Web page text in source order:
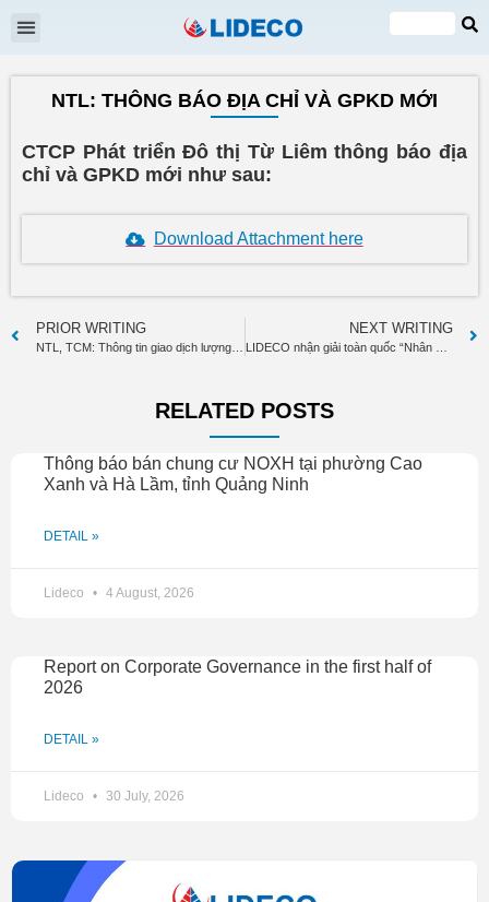
EN
VI
NTL: THÔNG BÁO ĐỊA CHỈ VÀ GPKD MỚI
CTCP Phát triển Đô thị Từ Liêm thông báo địa
chỉ và GPKD mới như sau:
Download Attachment here
PRIOR WRITING NEXT WRITING
RELATED POSTS
Thông báo bán chung cư NOXH tại phường Cao
Xanh và Hà Lầm, tỉnh Quảng Ninh
DETAIL »
Lideco 4 August, 2026
Report on Corporate Governance in the first half of
2026
DETAIL »
Lideco 30 July, 2026